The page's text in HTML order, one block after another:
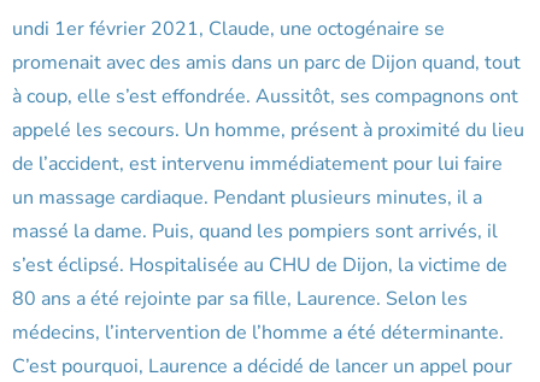
undi 1er février 2021, Claude, une octogénaire se
promenait avec des amis dans un parc de Dijon quand, tout
à coup, elle s’est effondrée. Aussitôt, ses compagnons ont
appelé les secours. Un homme, présent à proximité du lieu
de l’accident, est intervenu immédiatement pour lui faire
un massage cardiaque. Pendant plusieurs minutes, il a
massé la dame. Puis, quand les pompiers sont arrivés, il
s’est éclipsé. Hospitalisée au CHU de Dijon, la victime de
80 ans a été rejointe par sa fille, Laurence. Selon les
médecins, l’intervention de l’homme a été déterminante.
C’est pourquoi, Laurence a décidé de lancer un appel pour